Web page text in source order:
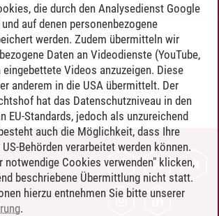
die durch den Analysedienst Google
auf denen personenbezogene
werden. Zudem übermitteln wir
Daten an Videodienste (YouTube,
Videos anzuzeigen. Diese
anderem in die USA übermittelt. Der
hat das Datenschutzniveau in den
EU-Standards, jedoch als unzureichend
auch die Möglichkeit, dass Ihre
Behörden verarbeitet werden können.
notwendige Cookies verwenden" klicken,
beschriebene Übermittlung nicht statt.
hierzu entnehmen Sie bitte unserer
.